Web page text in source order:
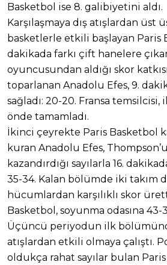
Basketbol ise 8. galibiyetini aldı.
Karşılaşmaya dış atışlardan üst
basketlerle etkili başlayan Paris
dakikada farkı çift hanelere
oyuncusundan aldığı skor
toparlanan Anadolu Efes, 9.
sağladı: 20-20. Fransa
önde tamamladı.
İkinci çeyrekte Paris Basketbol
kuran Anadolu Efes,
kazandırdığı sayılarla 16.
35-34. Kalan bölümde iki takım
hücumlardan karşılıklı skor
Basketbol, soyunma odasına
Üçüncü periyodun ilk
atışlardan etkili olmaya çalıştı.
oldukça rahat sayılar bulan